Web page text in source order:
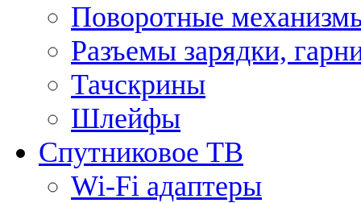
Поворотные
Разъемы зарядки,
Тачскрины
Шлейфы
Спутниковое ТВ
Wi-Fi адаптеры